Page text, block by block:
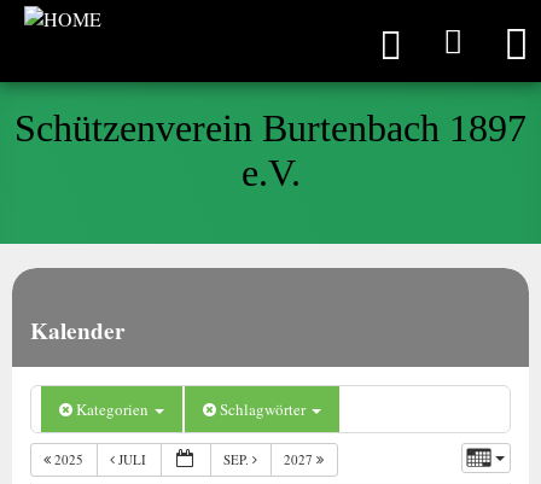
Schützenverein Burtenbach 1897
e.V.
Kalender
Kategorien Schlagwörter
2025 JULI SEP. 2027